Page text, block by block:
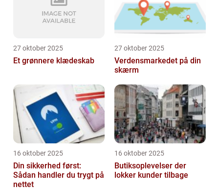
27 oktober 2025
Et grønnere klædeskab
27 oktober 2025
Verdensmarkedet på din
skærm
16 oktober 2025
Din sikkerhed først:
Sådan handler du trygt på
nettet
16 oktober 2025
Butiksoplevelser der
lokker kunder tilbage